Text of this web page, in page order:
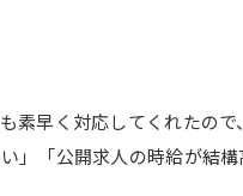
素早く対応してくれたの
」「公開求人の時給が結